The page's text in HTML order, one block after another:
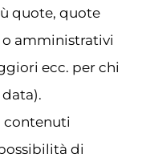
quote, quote
amministrativi
ecc. per chi
contenuti
di